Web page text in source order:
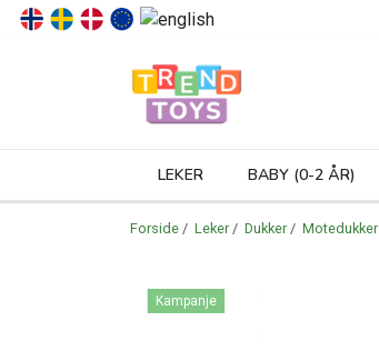
LEKER BABY (0-2 ÅR)
Forside / Leker / Dukker / Motedukker
Kampanje